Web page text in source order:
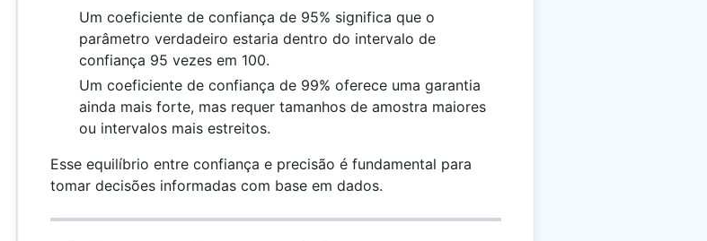
Um coeficiente de confiança de 95% significa que o
parâmetro verdadeiro estaria dentro do intervalo de
confiança 95 vezes em 100.
Um coeficiente de confiança de 99% oferece uma garantia
ainda mais forte, mas requer tamanhos de amostra maiores
ou intervalos mais estreitos.
Esse equilíbrio entre confiança e precisão é fundamental para
tomar decisões informadas com base em dados.